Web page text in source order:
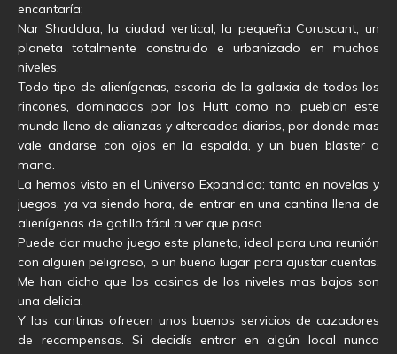
encantaría;
Nar Shaddaa, la ciudad vertical, la pequeña Coruscant, un
planeta totalmente construido e urbanizado en muchos
niveles.
Todo tipo de alienígenas, escoria de la galaxia de todos los
rincones, dominados por los Hutt como no, pueblan este
mundo lleno de alianzas y altercados diarios, por donde mas
vale andarse con ojos en la espalda, y un buen blaster a
mano.
La hemos visto en el Universo Expandido; tanto en novelas y
juegos, ya va siendo hora, de entrar en una cantina llena de
alienígenas de gatillo fácil a ver que pasa.
Puede dar mucho juego este planeta, ideal para una reunión
con alguien peligroso, o un bueno lugar para ajustar cuentas.
Me han dicho que los casinos de los niveles mas bajos son
una delicia.
Y las cantinas ofrecen unos buenos servicios de cazadores
de recompensas. Si decidís entrar en algún local nunca